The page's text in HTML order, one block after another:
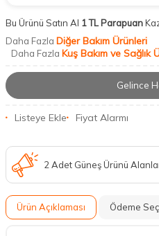
Bu Ürünü Satın Al 1 TL Parapuan
Daha Fazla Diğer Bakım Ürünleri
Daha Fazla Kuş Bakım ve Sağlık
Gelince
Listeye Ekle Fiyat Alarmı
2 Adet Güneş Ürünü
Ürün Açıklaması Ödeme